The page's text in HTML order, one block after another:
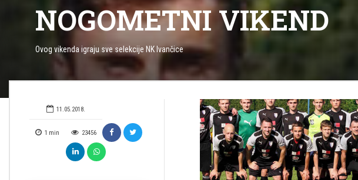
NOGOMETNI VIKEND
Ovog vikenda igraju sve selekcije NK Ivančice
11.05.2018.
1 min 23456